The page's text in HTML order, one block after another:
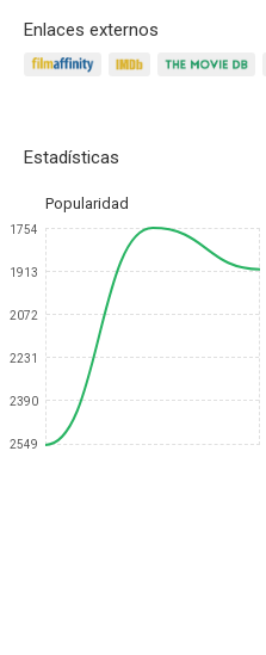
Enlaces externos
Estadísticas
Popularidad
1754
1913
2072
2231
2390
2549